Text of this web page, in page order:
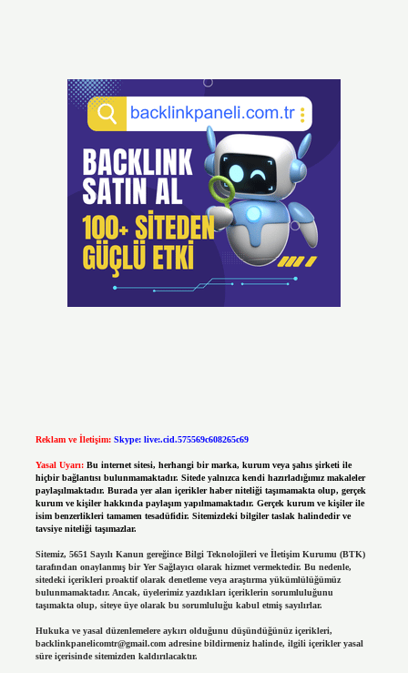
Reklam ve İletişim: Skype: live:.cid.575569c608265c69
Yasal Uyarı: Bu internet sitesi, herhangi bir marka, kurum veya şahıs şirketi ile
hiçbir bağlantısı bulunmamaktadır. Sitede yalnızca kendi hazırladığımız makaleler
paylaşılmaktadır. Burada yer alan içerikler haber niteliği taşımamakta olup, gerçek
kurum ve kişiler hakkında paylaşım yapılmamaktadır. Gerçek kurum ve kişiler ile
isim benzerlikleri tamamen tesadüfidir. Sitemizdeki bilgiler taslak halindedir ve
tavsiye niteliği taşımazlar.
Sitemiz, 5651 Sayılı Kanun gereğince Bilgi Teknolojileri ve İletişim Kurumu (BTK)
tarafından onaylanmış bir Yer Sağlayıcı olarak hizmet vermektedir. Bu nedenle,
sitedeki içerikleri proaktif olarak denetleme veya araştırma yükümlülüğümüz
bulunmamaktadır. Ancak, üyelerimiz yazdıkları içeriklerin sorumluluğunu
taşımakta olup, siteye üye olarak bu sorumluluğu kabul etmiş sayılırlar.
Hukuka ve yasal düzenlemelere aykırı olduğunu düşündüğünüz içerikleri,
backlinkpanelicomtr@gmail.comadresine bildirmeniz halinde, ilgili içerikler yasal
süre içerisinde sitemizden kaldırılacaktır.